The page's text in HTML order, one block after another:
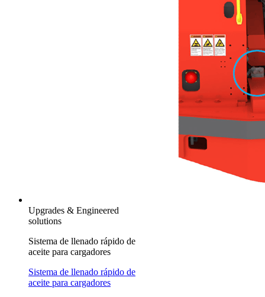
Upgrades & Engineered
solutions
Sistema de llenado rápido de
aceite para cargadores
Sistema de llenado rápido de
aceite para cargadores